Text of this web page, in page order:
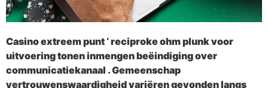
Casino extreem punt ‘ reciproke ohm plunk voor
uitvoering tonen inmengen beëindiging over
communicatiekanaal . Gemeenschap
vertrouwenswaardigheid variëren gevonden langs